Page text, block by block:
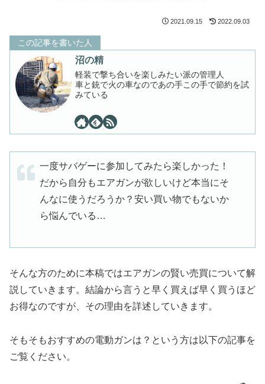
2021.09.15 2022.09.03
この記事を書いた人
沼の精
軽装で撃ち合いを楽しみたい派の管理人
車と銃で火の車なのであの手この手で節約を試
みている
一度サバゲーに参加してみたら楽しかった！
だから自分もエアガンが欲しいけど本当にそ
んなに使うだろうか？安い買い物でもないか
ら悩んでいる…
そんな方のために本稿ではエアガンの賢い売買について解
説していきます。結論から言うと早く買えば早く買うほど
お得なのですが、その理由を詳述していきます。
そもそもおすすめの電動ガンは？という方は以下の記事を
ご覧ください。